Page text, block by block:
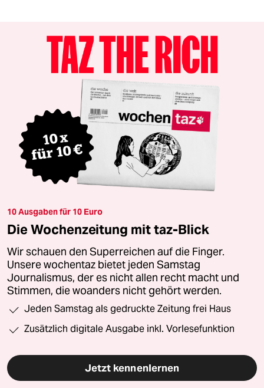
10 Ausgaben für 10 Euro
Die Wochenzeitung mit taz-Blick
Wir schauen den Superreichen auf die Finger.
Unsere wochentaz bietet jeden Samstag
Journalismus, der es nicht allen recht macht und
Stimmen, die woanders nicht gehört werden.
Jeden Samstag als gedruckte Zeitung frei Haus
Zusätzlich digitale Ausgabe inkl. Vorlesefunktion
Jetzt kennenlernen